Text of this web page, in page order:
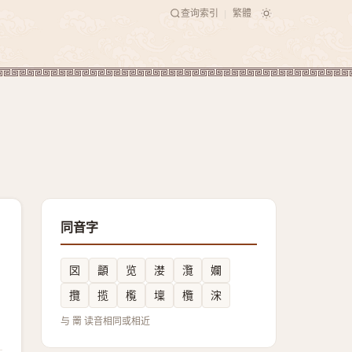
查询索引 繁體
同音字
㘝 顲 览 漤 灠
孄
攬
揽 㰖 壈 欖 浨
与 罱 读音相同或相近